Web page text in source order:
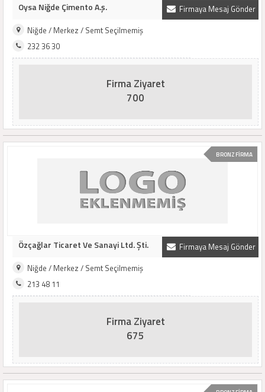
Firmaya Mesaj Gönder
Oysa Niğde Çimento A.ş.
Niğde / Merkez / Semt Seçilmemiş
232 36 30
Firma Ziyaret
700
BRONZ FİRMA
Firmaya Mesaj Gönder
Özçağlar Ticaret Ve Sanayi Ltd. Şti.
Niğde / Merkez / Semt Seçilmemiş
213 48 11
Firma Ziyaret
675